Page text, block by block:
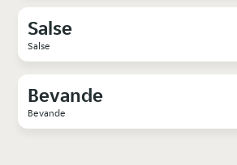
Salse
Salse
Bevande
Bevande